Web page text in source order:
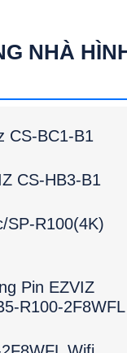
NHÀ
CS-BC1-B1
CS-HB3-B1
SP-R100(4K)
Pin EZVIZ
R100-2F8WFL